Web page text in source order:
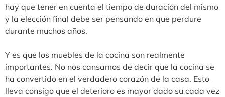
hay que tener en cuenta el tiempo de duración del mismo
y la elección final debe ser pensando en que perdure
durante muchos años.
Y es que los muebles de la cocina son realmente
importantes. No nos cansamos de decir que la cocina se
ha convertido en el verdadero corazón de la casa. Esto
lleva consigo que el deterioro es mayor dado su cada vez